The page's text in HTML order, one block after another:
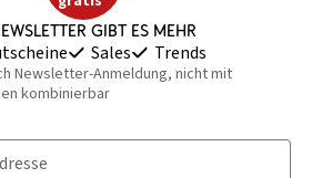
gibt es mehr
Sales Trends
Newsletter-Anmeldung, nicht mit
kombinierbar